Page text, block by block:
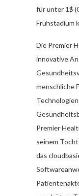
für unter 1$
Frühstadium
Die Premier
innovative
menschliche
Premier
seinem
das